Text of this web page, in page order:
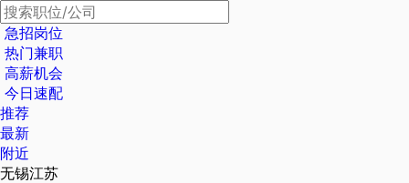
急招岗位
热门兼职
高薪机会
今日速配
推荐
最新
附近
无锡江苏